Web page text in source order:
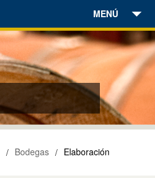
MENÚ
/ Bodegas / Elaboración